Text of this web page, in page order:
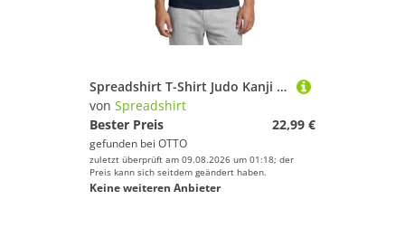
Spreadshirt T-Shirt Judo Kanji Mit Roter Sonne Japan Männer T-Shirt (1-tlg)
von Spreadshirt
Bester Preis
22,99 €
gefunden bei OTTO
zuletzt überprüft am 09.08.2026 um 01:18; der
Preis kann sich seitdem geändert haben.
Keine weiteren Anbieter